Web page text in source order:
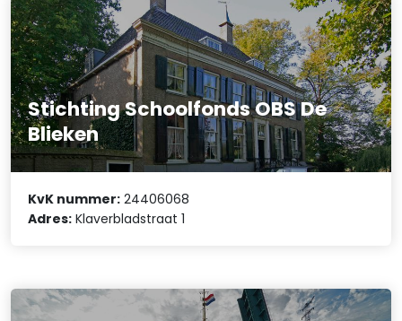
Stichting Schoolfonds OBS De
Blieken
KvK nummer: 24406068
Adres: Klaverbladstraat 1